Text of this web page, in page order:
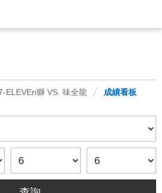
ELEVEn獅 VS. 味全龍 成績看板